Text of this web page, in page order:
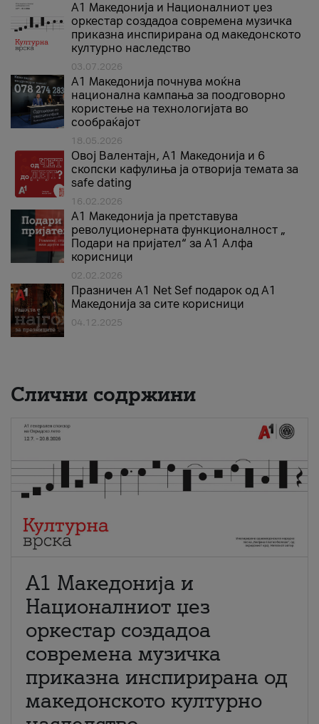
А1 Македонија и Националниот џез
оркестар создадоа современа музичка
приказна инспирирана од македонското
културно наследство
03.07.2026
A1 Македонија почнува моќна
национална кампања за поодговорно
користење на технологијата во
сообраќајот
18.05.2026
Овој Валентајн, A1 Македонија и 6
скопски кафулиња ја отворија темата за
safe dating
16.02.2026
А1 Македонија ја претставува
револуционерната функционалност „
Подари на пријател“ за А1 Алфа
корисници
02.02.2026
Празничен A1 Net Sеf подарок од А1
Македонија за сите корисници
04.12.2025
Слични содржини
А1 Македонија и
Националниот џез
оркестар создадоа
современа музичка
приказна инспирирана од
македонското културно